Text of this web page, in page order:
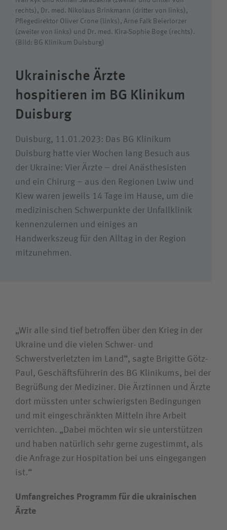
Suchwert
rechts), Dr. med. Nikolaus Brinkmann (dritter von links),
Pflegedirektor Oliver Crone (links), Arne Falk Beierlorzer
(zweiter von links) und Dr. med. Kira-Sophie Boge (rechts).
(Bild: BG Klinikum Duisburg)
Ukrainische Ärzte
hospitieren im BG Klinikum
Duisburg
Duisburg, 11.01.2023: Das BG Klinikum
Duisburg hatte vier Wochen lang Besuch aus
der Ukraine: Vier Ärzte – drei Anästhesisten
und ein Chirurg – aus den Regionen Lwiw und
Kiew waren jeweils 14 Tage im Hause, um die
medizinischen Schwerpunkte der Unfallklinik
kennenzulernen und einiges an
Handwerkszeug für den Alltag in der Region
mitzunehmen.
„Wir alle sind tief betroffen über den Krieg in der
Ukraine und die vielen Schwer- und
Schwerstverletzten im Land“, sagte Brigitte Götz-
Paul, Geschäftsführerin des BG Klinikums, bei der
Begrüßung der Mediziner. Die Ärztinnen und Ärzte
dort müssten unter schwierigsten Bedingungen
und mit eingeschränkten Mitteln ihre Arbeit
verrichten. „Dabei möchten wir sie unterstützen
und haben natürlich sehr gerne zugestimmt, als
die Anfrage zur Hospitation bei uns eingegangen
ist.“
Umfangreiches Programm für die ukrainischen
Ärzte